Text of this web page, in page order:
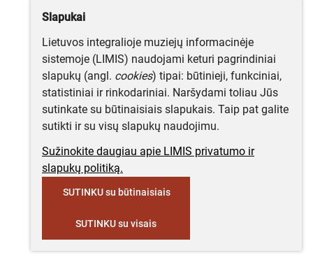
Slapukai
Lietuvos integralioje muziejų informacinėje
sistemoje (LIMIS) naudojami keturi pagrindiniai
slapukų (angl. cookies) tipai: būtinieji, funkciniai,
statistiniai ir rinkodariniai. Naršydami toliau Jūs
sutinkate su būtinaisiais slapukais. Taip pat galite
sutikti ir su visų slapukų naudojimu.
Sužinokite daugiau apie LIMIS privatumo ir
slapukų politiką.
SUTINKU su būtinaisiais
SUTINKU su visais